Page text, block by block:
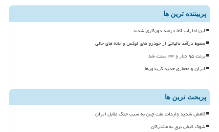
پربیننده ترین ها
این ادارات 50 درصد دورکاری شدند
سقوط درآمد مالیاتی از خودرو های لوکس و خانه های خالی
برنت ۹۵ دلار و ۴۴ سنت شد
ایران و معماری جدید کریدورها
پربحث ترین ها
کاهش شدید واردات نفت چین به سبب جنگ مقابل ایران
شوک قبض برق به مشترکان